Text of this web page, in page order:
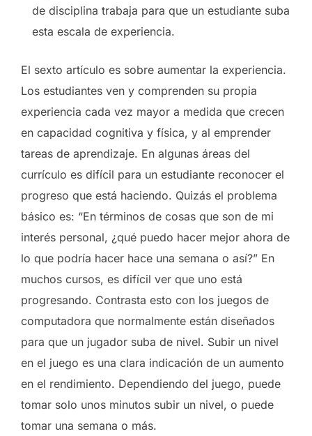
de disciplina trabaja para que un estudiante suba
esta escala de experiencia.
El sexto artículo es sobre aumentar la experiencia.
Los estudiantes ven y comprenden su propia
experiencia cada vez mayor a medida que crecen
en capacidad cognitiva y física, y al emprender
tareas de aprendizaje. En algunas áreas del
currículo es difícil para un estudiante reconocer el
progreso que está haciendo. Quizás el problema
básico es: “En términos de cosas que son de mi
interés personal, ¿qué puedo hacer mejor ahora de
lo que podría hacer hace una semana o así?” En
muchos cursos, es difícil ver que uno está
progresando. Contrasta esto con los juegos de
computadora que normalmente están diseñados
para que un jugador suba de nivel. Subir un nivel
en el juego es una clara indicación de un aumento
en el rendimiento. Dependiendo del juego, puede
tomar solo unos minutos subir un nivel, o puede
tomar una semana o más.